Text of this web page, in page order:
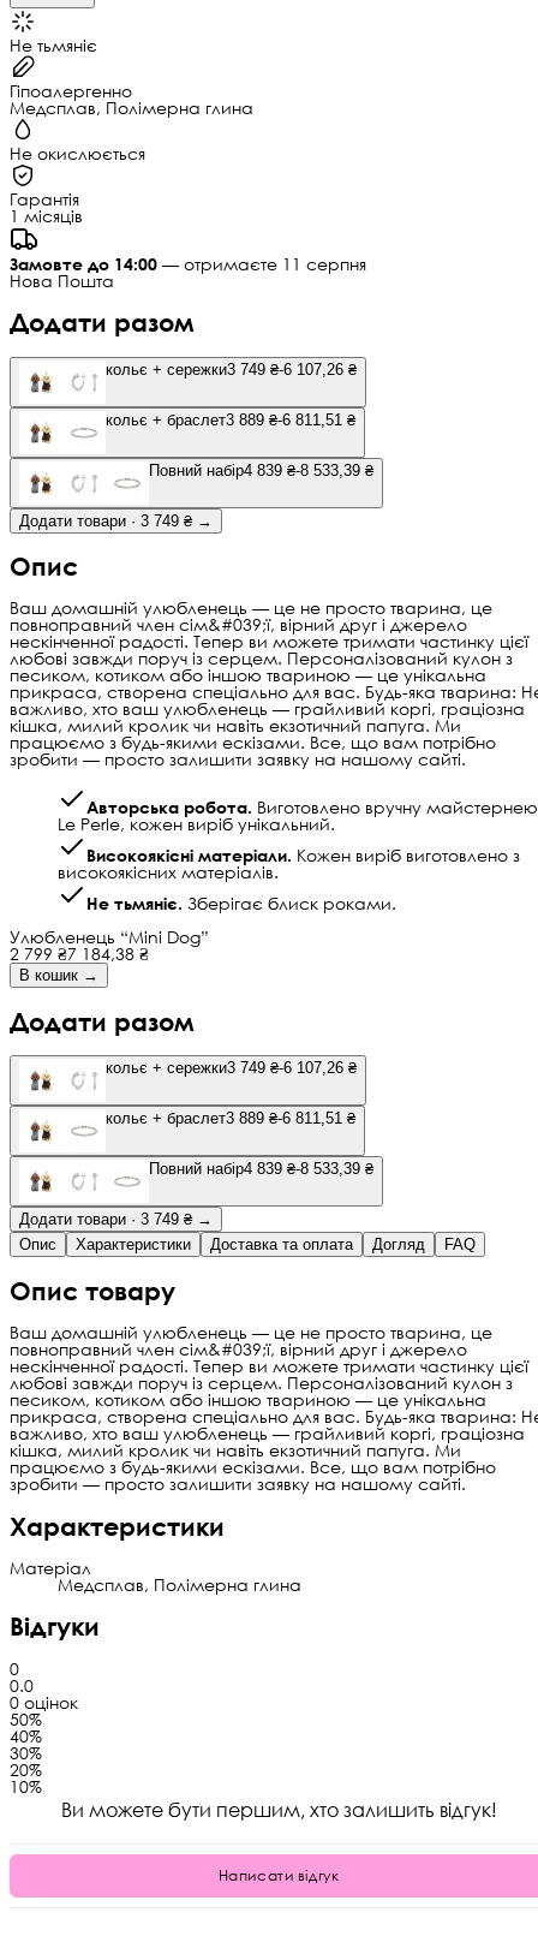
Не тьмяніє
Гіпоалергенно
Медсплав, Полімерна глина
Не окислюється
Гарантія
1 місяців
Замовте до 14:00 — отримаєте 11 серпня
Нова Пошта
Додати разом
кольє + сережки3 749 ₴-6 107,26 ₴
кольє + браслет3 889 ₴-6 811,51 ₴
Повний набір4 839 ₴-8 533,39 ₴
Додати товари · 3 749 ₴ →
Опис
Ваш домашній улюбленець — це не просто тварина, це
повноправний член сім&#039;ї, вірний друг і джерело
нескінченної радості. Тепер ви можете тримати частинку цієї
любові завжди поруч із серцем. Персоналізований кулон з
песиком, котиком або іншою твариною — це унікальна
прикраса, створена спеціально для вас. Будь-яка тварина:
важливо, хто ваш улюбленець — грайливий коргі, граціозна
кішка, милий кролик чи навіть екзотичний папуга. Ми
працюємо з будь-якими ескізами. Все, що вам потрібно
зробити — просто залишити заявку на нашому сайті.
Авторська робота. Виготовлено вручну майстернею
Le Perle, кожен виріб унікальний.
Високоякісні матеріали. Кожен виріб виготовлено з
високоякісних матеріалів.
Не тьмяніє. Зберігає блиск роками.
Улюбленець “Mini Dog”
2 799 ₴7 184,38 ₴
В кошик →
Додати разом
кольє + сережки3 749 ₴-6 107,26 ₴
кольє + браслет3 889 ₴-6 811,51 ₴
Повний набір4 839 ₴-8 533,39 ₴
Додати товари · 3 749 ₴ →
Опис
Характеристики Доставка та оплата Догляд FAQ
Опис товару
Ваш домашній улюбленець — це не просто тварина, це
повноправний член сім&#039;ї, вірний друг і джерело
нескінченної радості. Тепер ви можете тримати частинку цієї
любові завжди поруч із серцем. Персоналізований кулон з
песиком, котиком або іншою твариною — це унікальна
прикраса, створена спеціально для вас. Будь-яка тварина:
важливо, хто ваш улюбленець — грайливий коргі, граціозна
кішка, милий кролик чи навіть екзотичний папуга. Ми
працюємо з будь-якими ескізами. Все, що вам потрібно
зробити — просто залишити заявку на нашому сайті.
Характеристики
Матеріал
Медсплав, Полімерна глина
Відгуки
0
0.0
0 оцінок
50%
40%
30%
20%
10%
Ви можете бути першим, хто залишить відгук!
Написати відгук